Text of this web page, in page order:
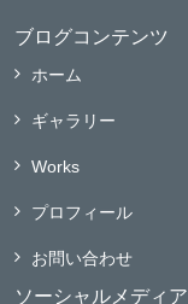
ブログコンテンツ
ホーム
ギャラリー
Works
プロフィール
お問い合わせ
ソーシャルメディア